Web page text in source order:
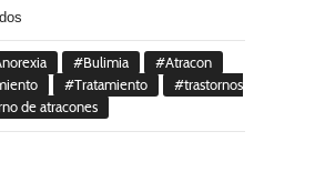
Bulimia
Atracon
Tratamiento
trastornos
de atracones